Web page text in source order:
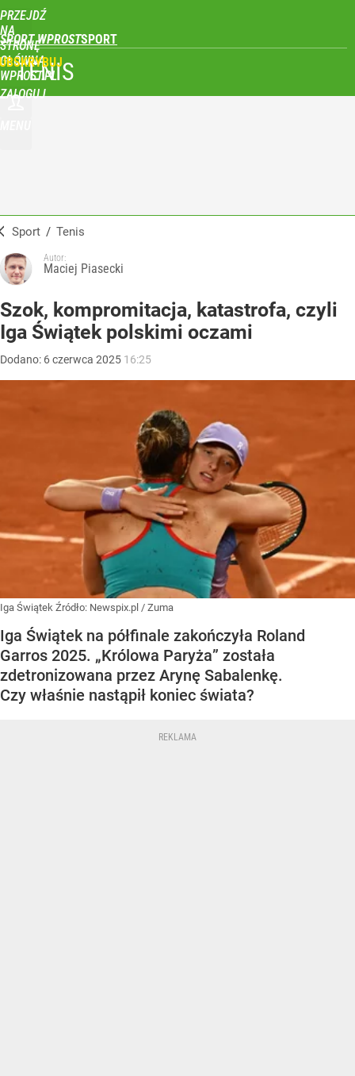
PRZEJDŹ
NA
STRONĘ
GŁÓWNĄ
WPROST.PL
SPORT WPROST
ZALOGUJ
TENIS
Sport / Tenis
Autor:
Maciej Piasecki
Szok, kompromitacja, katastrofa, czyli
Iga Świątek polskimi oczami
Dodano: 6czerwca 2025 16:25
Iga Świątek Źródło: Newspix.pl / Zuma
Iga Świątek na półfinale zakończyła Roland
Garros 2025. „Królowa Paryża” została
zdetronizowana przez Arynę Sabalenkę.
Czy właśnie nastąpił koniec świata?